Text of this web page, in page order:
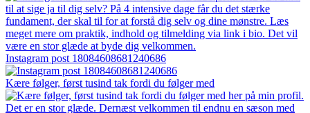
Instagram post 18084608681240686
Kære følger, først tusind tak fordi du følger med